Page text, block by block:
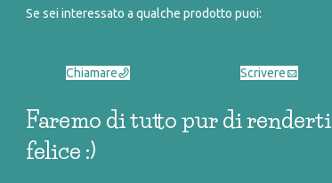
Se sei interessato a qualche prodotto puoi:
Chiamare Scrivere
Faremo di tutto pur di renderti
felice :)